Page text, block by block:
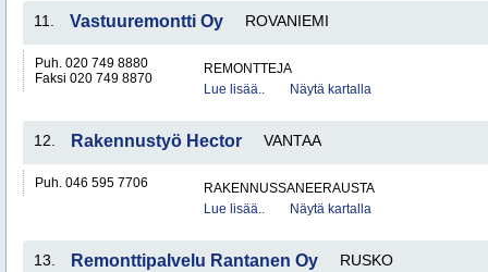
11. Vastuuremontti Oy ROVANIEMI
Puh. 020 749 8880
Faksi 020 749 8870
REMONTTEJA
Lue lisää..
Näytä kartalla
12. Rakennustyö Hector VANTAA
Puh. 046 595 7706
RAKENNUSSANEERAUSTA
Lue lisää..
Näytä kartalla
13. Remonttipalvelu Rantanen Oy RUSKO